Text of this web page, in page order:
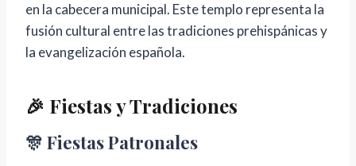
en la cabecera municipal. Este templo representa la
fusión cultural entre las tradiciones prehispánicas y
la evangelización española.
🎉 Fiestas y Tradiciones
🎊 Fiestas Patronales